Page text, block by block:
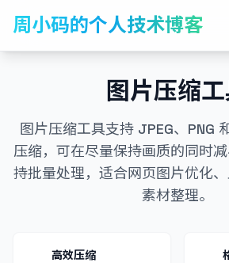
周小码的个人技术博客
图片压缩
图片压缩工具支持 JPEG、PNG
压缩，可在尽量保持画质的同时
持批量处理，适合网页图片优化
素材整理。
高效压缩